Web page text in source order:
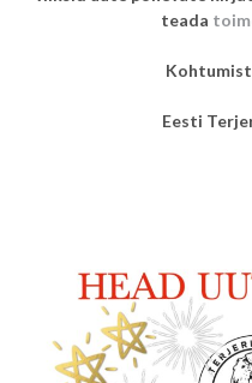
teada
Eesti